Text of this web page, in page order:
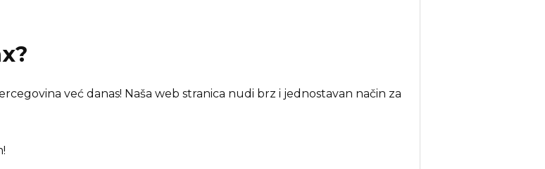
?
već danas! Naša web stranica nudi brz i jednostavan način za